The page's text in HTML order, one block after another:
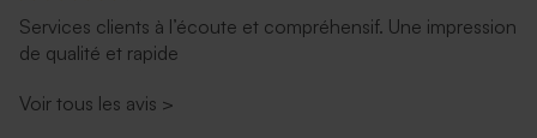
Services clients à l’écoute et compréhensif. Une impression
de qualité et rapide
Voir tous les avis >